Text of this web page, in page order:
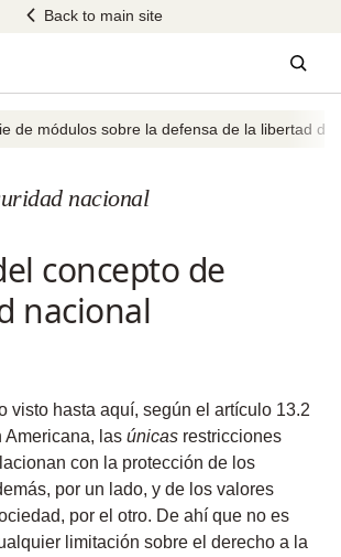
Back to main site
de módulos sobre la defensa de la libertad de
concepto de
nacional
nacional
visto hasta aquí, según el artículo 13.2
Americana, las únicas restricciones
con la protección de los
por un lado, y de los valores
por el otro. De ahí que no es
limitación sobre el derecho a la